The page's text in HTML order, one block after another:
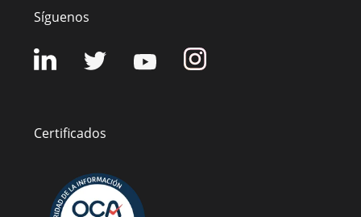
Síguenos
Certificados